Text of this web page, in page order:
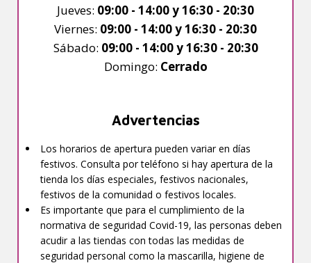
Jueves: 09:00 - 14:00 y 16:30 - 20:30
Viernes: 09:00 - 14:00 y 16:30 - 20:30
Sábado: 09:00 - 14:00 y 16:30 - 20:30
Domingo: Cerrado
Advertencias
Los horarios de apertura pueden variar en días
festivos. Consulta por teléfono si hay apertura de la
tienda los días especiales, festivos nacionales,
festivos de la comunidad o festivos locales.
Es importante que para el cumplimiento de la
normativa de seguridad Covid-19, las personas deben
acudir a las tiendas con todas las medidas de
seguridad personal como la mascarilla, higiene de